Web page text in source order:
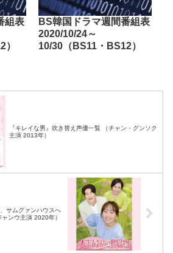
組表
BS韓国ドラマ週間番組表
2020/10/24～
10/30（BS11・BS12）
『キレイな男』吹き替え声優一覧 （チャン・グンソク
主演 2013年）
サムグァンハウスへ
ンウ主演 2020年）